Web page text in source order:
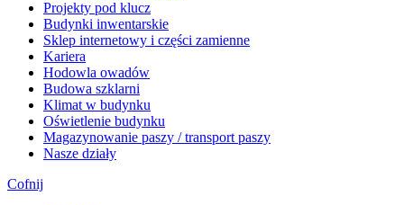
Projekty pod klucz
Budynki inwentarskie
Sklep internetowy i części zamienne
Kariera
Hodowla owadów
Budowa szklarni
Klimat w budynku
Oświetlenie budynku
Magazynowanie paszy / transport paszy
Nasze działy
Cofnij